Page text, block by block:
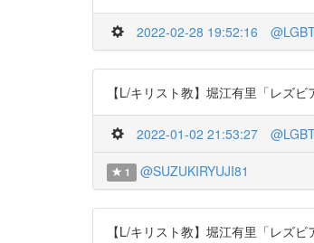
2022-02-28 19:52:16
【L/キリスト教】堀江有里「レズ
2022-01-02 21:53:27
1 @SUZUKIRYUJI81
【L/キリスト教】堀江有里「レズ